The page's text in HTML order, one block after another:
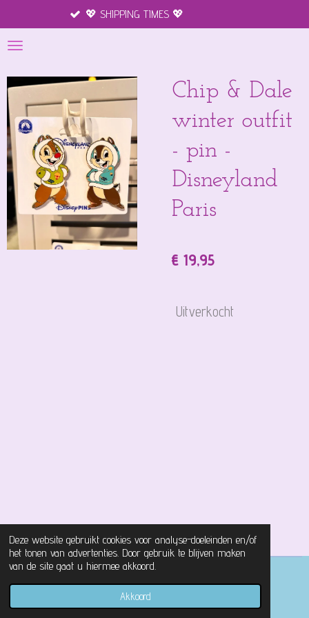
Deze website gebruikt cookies voor analyse-doeleinden en/of
het tonen van advertenties. Door gebruik te blijven maken
van de site gaat u hiermee akkoord.
Akkoord
direct
naar
hoofdinhoud
TIMES 💖
Chip & Dale
winter outfit
- pin -
Disneyland
Paris
€ 19,95
Uitverkocht